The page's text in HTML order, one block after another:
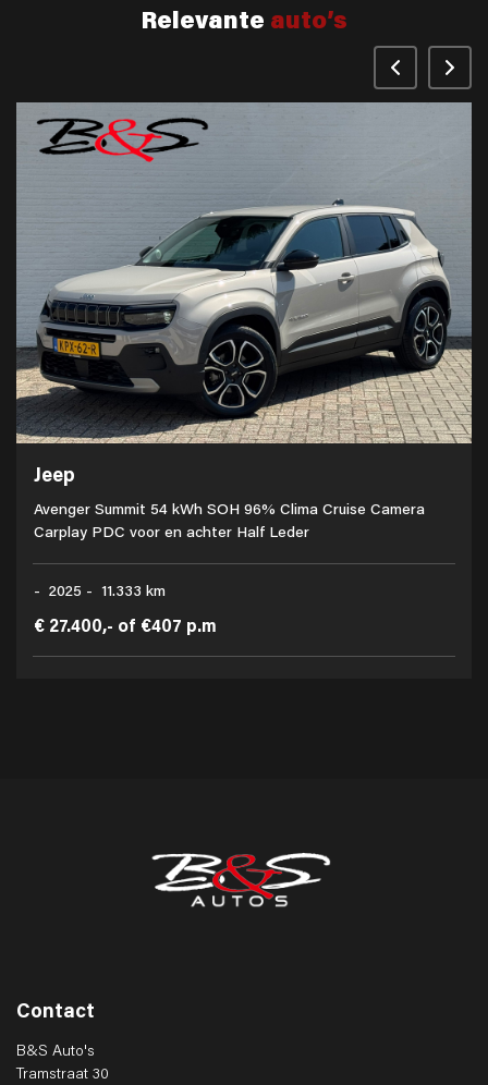
Relevante auto’s
Jeep
Avenger Summit 54 kWh SOH 96% Clima Cruise Camera
Carplay PDC voor en achter Half Leder
- 2025 - 11.333 km
€ 27.400,- of €407 p.m
Contact
B&S Auto's
Tramstraat 30